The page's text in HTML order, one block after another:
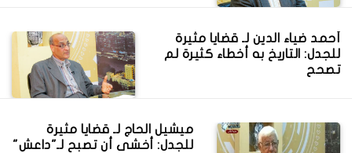
أحمد ضياء الدين لـ قضايا مثيرة
للجدل: التاريخ به أخطاء كثيرة لم
تصحح
ميشيل الحاج لـ قضايا مثيرة
للجدل: أخشى أن تصبح لـ"داعش"